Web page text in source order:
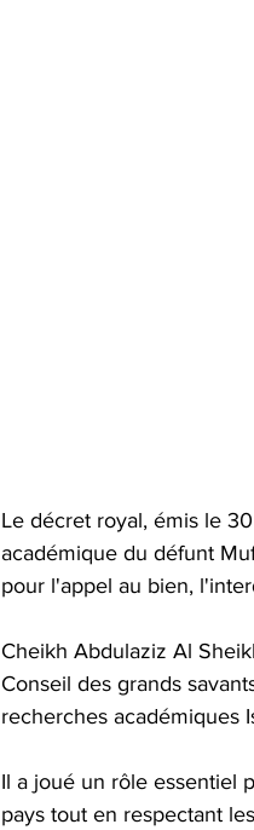
Le décret royal, émis le
académique du défunt
pour l'appel au bien,
Cheikh Abdulaziz Al
Conseil des grands
recherches académiques
Il a joué un rôle essentiel
pays tout en respectant